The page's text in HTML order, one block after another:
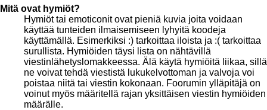
Mitä ovat hymiöt?
Hymiöt tai emoticonit ovat pieniä kuvia joita voidaan
käyttää tunteiden ilmaisemiseen lyhyitä koodeja
käyttämällä. Esimerkiksi :) tarkoittaa iloista ja :( tarkoittaa
surullista. Hymiöiden täysi lista on nähtävillä
viestinlähetyslomakkeessa. Älä käytä hymiöitä liikaa, sillä
ne voivat tehdä viestistä lukukelvottoman ja valvoja voi
poistaa niitä tai viestin kokonaan. Foorumin ylläpitäjä on
voinut myös määritellä rajan yksittäisen viestin hymiöiden
määrälle.